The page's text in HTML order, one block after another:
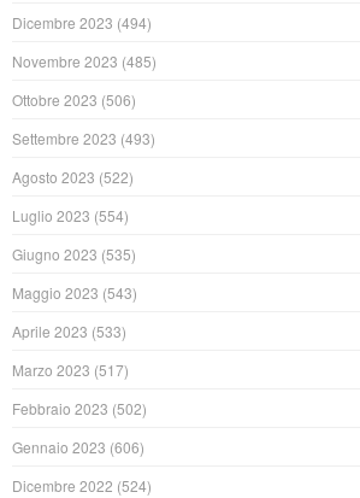
Dicembre 2023 (494)
Novembre 2023 (485)
Ottobre 2023 (506)
Settembre 2023 (493)
Agosto 2023 (522)
Luglio 2023 (554)
Giugno 2023 (535)
Maggio 2023 (543)
Aprile 2023 (533)
Marzo 2023 (517)
Febbraio 2023 (502)
Gennaio 2023 (606)
Dicembre 2022 (524)